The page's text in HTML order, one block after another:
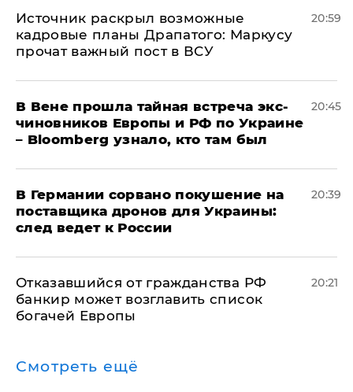
​Источник раскрыл возможные
кадровые планы Драпатого: Маркусу
прочат важный пост в ВСУ
20:59
В Вене прошла тайная встреча экс-
чиновников Европы и РФ по Украине
– Bloomberg узнало, кто там был
20:45
​В Германии сорвано покушение на
поставщика дронов для Украины:
след ведет к России
20:39
Отказавшийся от гражданства РФ
банкир может возглавить список
богачей Европы
20:21
Смотреть ещё